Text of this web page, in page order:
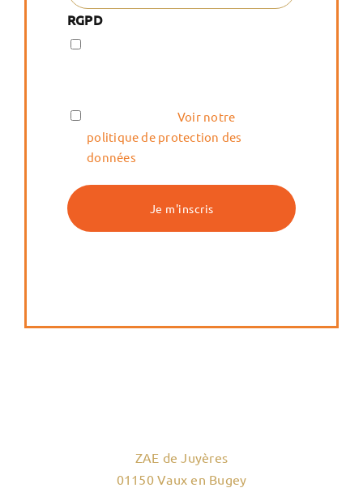
RGPD
confidentialité.Voir notre
politique de protection des
données
ZAE de Juyères
01150 Vaux en Bugey